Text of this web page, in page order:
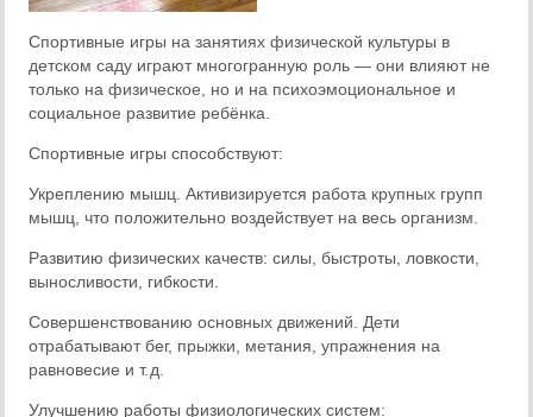
Спортивные игры на занятиях физической культуры в
детском саду играют многогранную роль — они влияют не
только на физическое, но и на психоэмоциональное и
социальное развитие ребёнка.
Спортивные игры способствуют:
Укреплению мышц. Активизируется работа крупных групп
мышц, что положительно воздействует на весь организм.
Развитию физических качеств: силы, быстроты, ловкости,
выносливости, гибкости.
Совершенствованию основных движений. Дети
отрабатывают бег, прыжки, метания, упражнения на
равновесие и т. д.
Улучшению работы физиологических систем: